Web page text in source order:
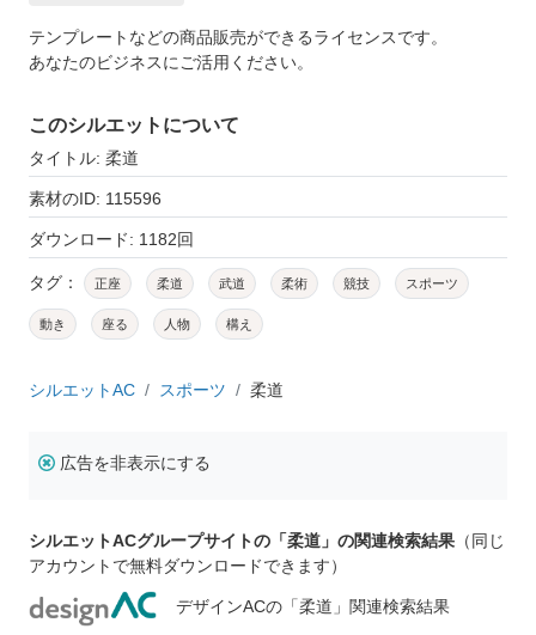
テンプレートなどの商品販売ができるライセンスです。
あなたのビジネスにご活用ください。
このシルエットについて
タイトル: 柔道
素材のID: 115596
ダウンロード: 1182回
タグ： 正座 柔道 武道 柔術 競技 スポーツ
動き 座る 人物 構え
シルエットAC スポーツ 柔道
広告を非表示にする
シルエットACグループサイトの「柔道」の関連検索結果 （同じ
アカウントで無料ダウンロードできます）
デザインACの「柔道」関連検索結果